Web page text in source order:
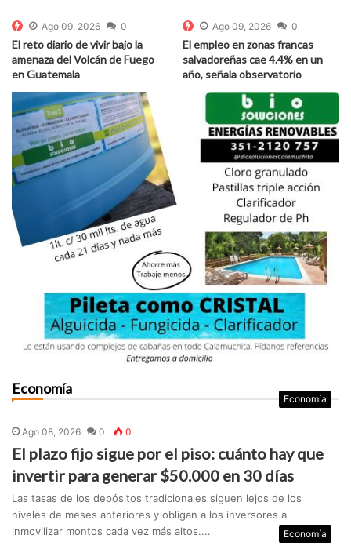
Ago 09, 2026 0
El reto diario de vivir bajo la
amenaza del Volcán de Fuego
en Guatemala
Ago 09, 2026 0
El empleo en zonas francas
salvadoreñas cae 4.4% en un
año, señala observatorio
Economía
Economía
Ago 08, 2026 0 0
El plazo fijo sigue por el piso: cuánto hay que
invertir para generar $50.000 en 30 días
Las tasas de los depósitos tradicionales siguen lejos de los
niveles de meses anteriores y obligan a los inversores a
inmovilizar montos cada vez más altos....
Economía